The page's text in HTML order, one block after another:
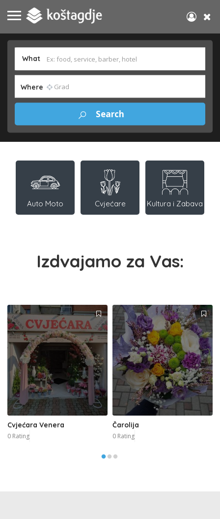
What
Where
Auto Moto Cvjećare Kultura i Zabava
Izdvajamo za Vas:
Cvjećara Venera
0 Rating
Čarolija
0 Rating